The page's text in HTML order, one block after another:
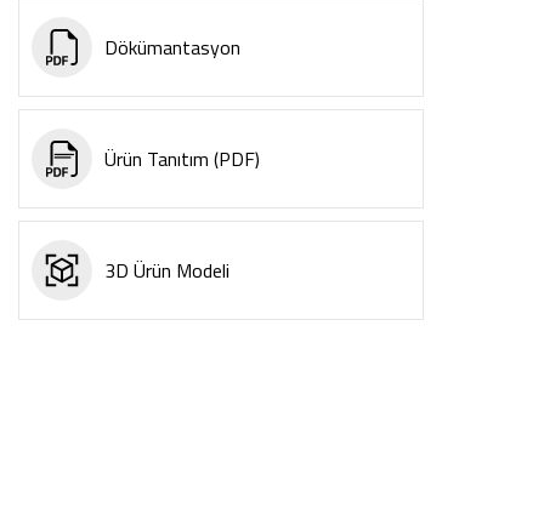
Dökümantasyon
Ürün Tanıtım (PDF)
3D Ürün Modeli